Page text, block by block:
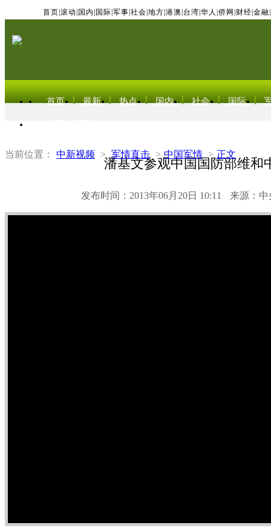
首页 滚动 国内 国际 军事 社会 地方 港澳 台湾 华人 侨网 财经 金融
首页 最新 热点 国内 社会 国际
当前位置： 中新视频 > 军情直击 > 中国军情 > 正文
潘基文参观中国国防部维和
发布时间：2013年06月20日 10:11 来源：中